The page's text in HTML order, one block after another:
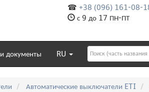
☎ +38 (096) 161-08-
с 9 до 17 ПН-ПТ
документы RU
Автоматические выключатели ETI